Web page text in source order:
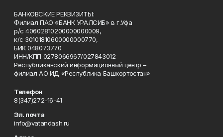
БАНКОВСКИЕ РЕКВИЗИТЫ:
Филиал ПАО «БАНК УРАЛСИБ» в г.Уфа
р/с 40602810200000000009,
к/с 30101810600000000770,
БИК 048073770
ИНН/КПП 0278066967/027843012
Республиканский информационный центр –
филиал АО ИД «Республика Башкортостан»
Телефон
8(347)272-16-41
Эл. почта
info@vatandash.ru